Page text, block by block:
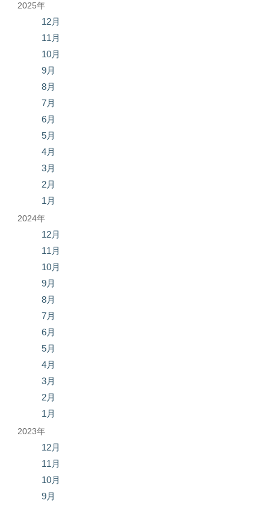
2025年
12月
11月
10月
9月
8月
7月
6月
5月
4月
3月
2月
1月
2024年
12月
11月
10月
9月
8月
7月
6月
5月
4月
3月
2月
1月
2023年
12月
11月
10月
9月